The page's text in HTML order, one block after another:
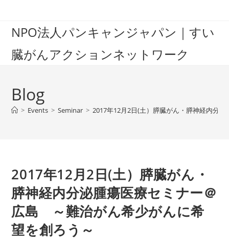
contentNPO法人パンキャンジャパン｜すい
臓がんアクションネットワーク
Blog
> Events > Seminar > 2017年12月2日(土）膵臓がん・膵神経内分
2017年12月2日(土）膵臓がん・
膵神経内分泌腫瘍医療セミナー＠
広島 ～難治がん希少がんに希
望を創ろう～